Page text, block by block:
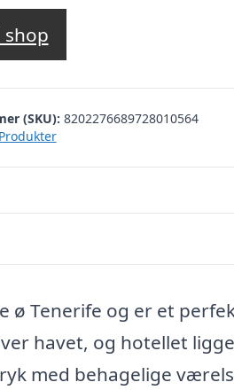
oprindelige
var:
kr. 4.447,46.kr.
shop
(SKU): 8202276689728010564
Produkter
ø Tenerife og er et
havet, og hotellet
med behagelige